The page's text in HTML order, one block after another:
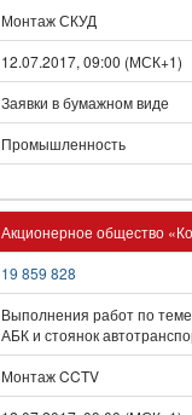
Монтаж СКУД
12.07.2017, 09:00 (МСК+1)
Заявки в бумажном виде
Промышленность
Акционерное общество
19 859 828
Выполнения работ по
АБК и стоянок
Монтаж CCTV